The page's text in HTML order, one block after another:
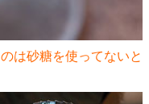
は砂糖を使ってないと